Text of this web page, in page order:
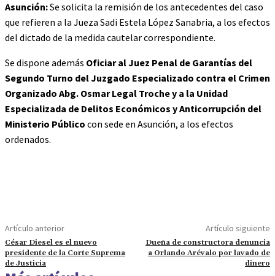
Asunción:Se solicita la remisión de los antecedentes del caso
que refieren a la Jueza Sadi Estela López Sanabria, a los efectos
del dictado de la medida cautelar correspondiente.
Se dispone además Oficiar al Juez Penal de Garantías del
Segundo Turno del Juzgado Especializado contra el Crimen
Organizado Abg. Osmar Legal Troche y a la Unidad
Especializada de Delitos Económicos y Anticorrupción del
Ministerio Público con sede en Asunción, a los efectos
ordenados.
Artículo anterior
César Diesel es el nuevo
presidente de la Corte Suprema
de Justicia
Artículo siguiente
Dueña de constructora denuncia
a Orlando Arévalo por lavado de
dinero